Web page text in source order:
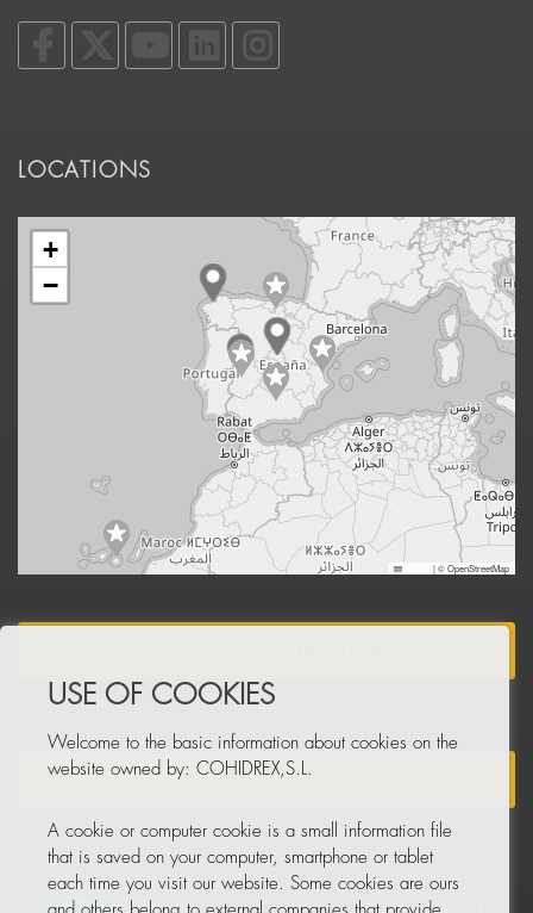
LOCATIONS
+
−
|© OpenStreetMap
NEWSLETTER
USE OF COOKIES
Welcome to the basic information about cookies on the
website owned by: COHIDREX,S.L.
A cookie or computer cookie is a small information file
that is saved on your computer, smartphone or tablet
each time you visit our website. Some cookies are ours
and others belong to external companies that provide